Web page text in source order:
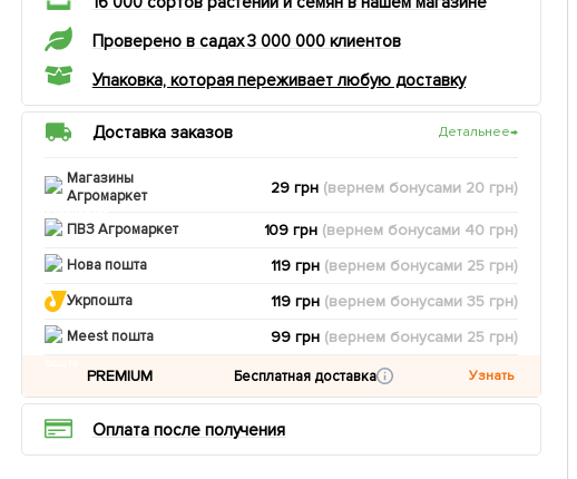
Проверено в садах 3 000 000 клиентов
Упаковка, которая переживает любую доставку
Доставка заказов Детальнее→
Магазины
Агромаркет
29 грн (вернем бонусами 20 грн)
ПВЗ Агромаркет 109 грн (вернем бонусами 40 грн)
Нова пошта 119 грн (вернем бонусами 25 грн)
Укрпошта 119 грн (вернем бонусами35 грн)
Meest пошта 99 грн (вернем бонусами 25 грн)
PREMIUM Бесплатная доставка Узнать
Оплата после получения